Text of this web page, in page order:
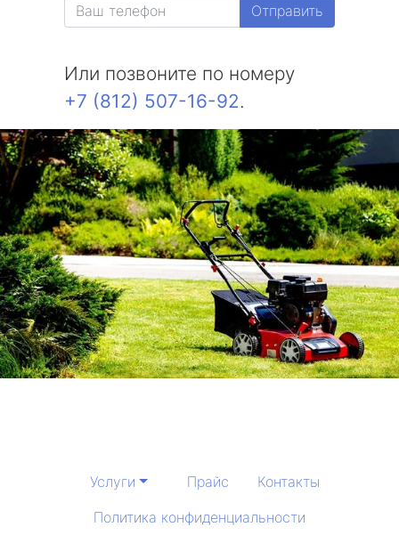
Отправить
Или позвоните по номеру
+7 (812) 507-16-92.
Услуги Прайс
Контакты
Политика конфиденциальности